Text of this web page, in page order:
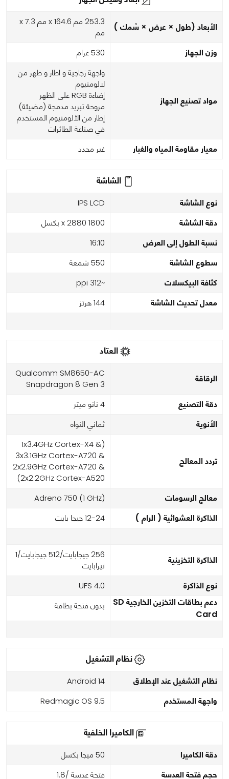
الأبعاد (طول × عرض × سُمك )
253.3 مم x 164.6 مم x 7.3
مم
وزن الجهاز 530 غرام
مواد تصنيع الجهاز
واجهة زجاجية و اطار و ظهر من
لالومنيوم
إضاءة RGB على الظهر
مروحة تبريد مدمجة (مضيئة)
إطار من الألومنيوم المستخدم
في صناعة الطائرات
معيار مقاومة المياه والغبار غير محدد
الشاشة
نوع الشاشة IPS LCD
دقة الشاشة 1800 x 2880 بكسل
نسبة الطول إلى العرض 16:10
سطوع الشاشة 550 شمعة
كثافة البيكسلات ~312 ppi
معدل تحديث الشاشة 144 هرتز
العتاد
الرقاقة
Qualcomm SM8650-AC
Snapdragon 8 Gen 3
دقة التصنيع 4 نانو ميتر
الأنوية ثماني النواه
تردد المعالج
(1x3.4GHz Cortex-X4 &
3x3.1GHz Cortex-A720 &
2x2.9GHz Cortex-A720 &
2x2.2GHz Cortex-A520)
معالج الرسومات Adreno 750 (1 GHz)
الذاكرة العشوائية ( الرام ) 12-24 جيجا بايت
الذاكرة التخزينية
256 جيجابايت/512 جيجابايت/1
تيرابايت
نوع الذاكرة UFS 4.0
دعم بطاقات التخزين الخارجية SD
Card
بدون فتحة بطاقة
نظام التشغيل
نظام التشغيل عند الإطلاق Android 14
واجهة المستخدم Redmagic OS 9.5
الكاميرا الخلفية
دقة الكاميرا 50 ميجا بكسل
حجم فتحة العدسة فتحة عدسة /1.8